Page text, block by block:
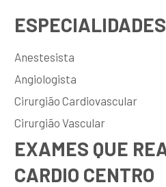
Anestesista
Angiologista
Cirurgião Cardiovascular
Cirurgião Vascular
EXAMES QUE
CARDIO CENTRO